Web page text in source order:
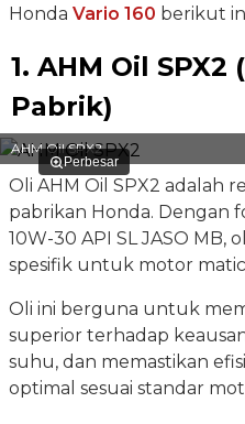
Honda Vario 160 berikut
1. AHM Oil
Pabrik)
Perbesar
AHM Oil SPX2
Oli AHM Oil SPX2 adalah
pabrikan Honda. Dengan
10W-30 API SL JASO MB,
spesifik untuk motor
Oli ini berguna untuk
superior terhadap
suhu, dan memastikan
optimal sesuai standar